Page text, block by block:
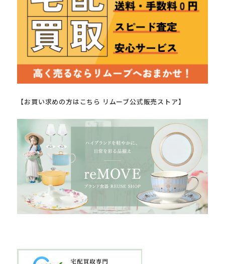
【お買い求めの方はこちら リムーブ公式販売ストア】